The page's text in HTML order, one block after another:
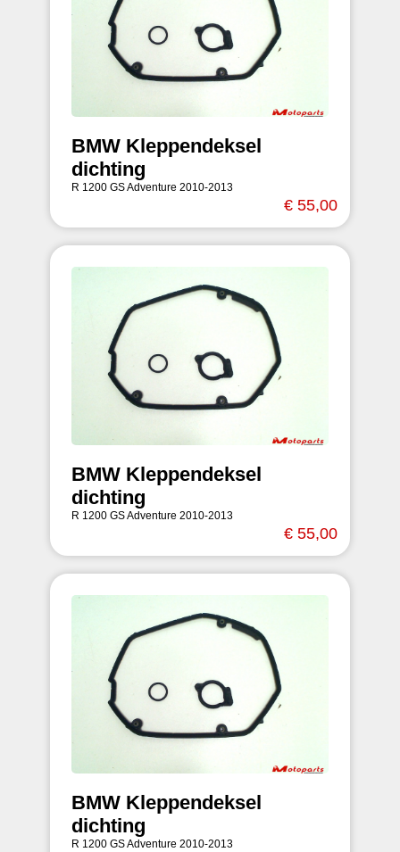
BMW Kleppendeksel
dichting
R 1200 GS Adventure 2010-2013
€ 55,00
BMW Kleppendeksel
dichting
R 1200 GS Adventure 2010-2013
€ 55,00
BMW Kleppendeksel
dichting
R 1200 GS Adventure 2010-2013